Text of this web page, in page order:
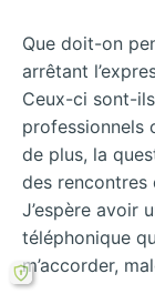
Que doit-on
arrêtant
Ceux-ci sont-
professionnels
de plus, la
des rencontres
J’espère avoir
téléphonique
m’accorder,